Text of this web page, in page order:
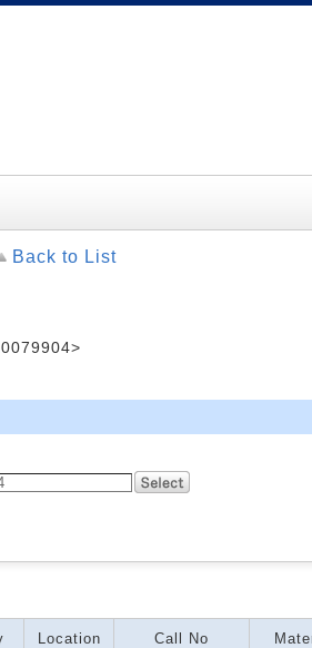
Back to List
Location Call No